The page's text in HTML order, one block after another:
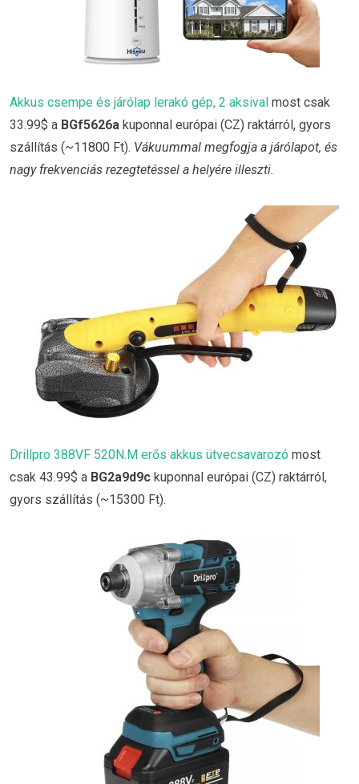
Akkus csempe és járólap lerakó gép, 2 aksival most csak
33.99$ a BGf5626a kuponnal európai (CZ) raktárról, gyors
szállítás (~11800 Ft). Vákuummal megfogja a járólapot, és
nagy frekvenciás rezegtetéssel a helyére illeszti.
Drillpro 388VF 520N.M erős akkus ütvecsavarozó most
csak 43.99$ a BG2a9d9c kuponnal európai (CZ) raktárról,
gyors szállítás (~15300 Ft).